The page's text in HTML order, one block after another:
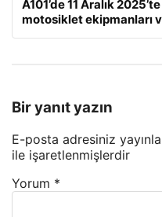
A101’de 11 Aralık
motosiklet ekipmanları
Bir yanıt yazın
E-posta adresiniz
ile işaretlenmişlerdir
Yorum *